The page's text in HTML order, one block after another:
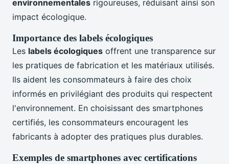
environnementales rigoureuses, réduisant ainsi son
impact écologique.
Importance des labels écologiques
Les labels écologiques offrent une transparence sur
les pratiques de fabrication et les matériaux utilisés.
Ils aident les consommateurs à faire des choix
informés en privilégiant des produits qui respectent
l'environnement. En choisissant des smartphones
certifiés, les consommateurs encouragent les
fabricants à adopter des pratiques plus durables.
Exemples de smartphones avec certifications